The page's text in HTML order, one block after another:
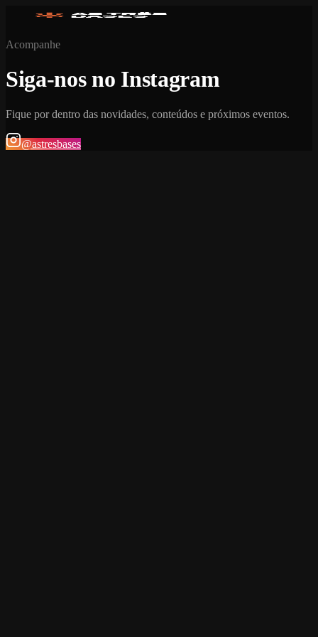
Acompanhe
Siga-nos no Instagram
Fique por dentro das novidades, conteúdos e próximos eventos.
@astresbases